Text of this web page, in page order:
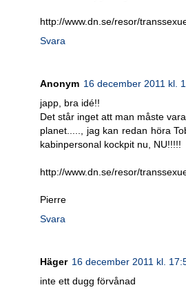
http://www.dn.se/resor/
Svara
Anonym 16 december 2011 kl.
japp, bra idé!!
Det står inget att man måste
planet....., jag kan redan höra
kabinpersonal kockpit nu, NU!!!!!
http://www.dn.se/resor/
Pierre
Svara
Häger 16 december 2011 kl.
inte ett dugg förvånad